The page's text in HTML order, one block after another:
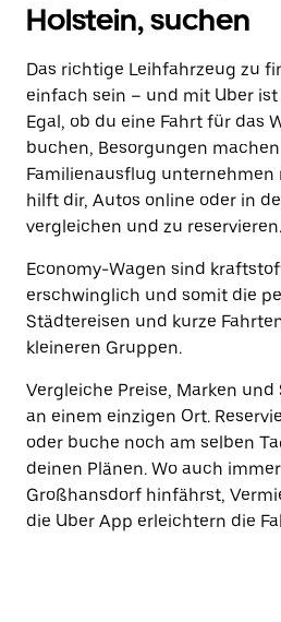
Holstein, suchen
Das richtige Leihfahrzeug zu
einfach sein – und mit Uber ist
Egal, ob du eine Fahrt für das
buchen, Besorgungen
Familienausflug unternehmen
hilft dir, Autos online oder in
vergleichen und zu reservieren.
Economy-Wagen sind
erschwinglich und somit die
Städtereisen und kurze
kleineren Gruppen.
Vergleiche Preise, Marken
an einem einzigen Ort.
oder buche noch am selben
deinen Plänen. Wo auch
Großhansdorf hinfährst,
die Uber App erleichtern die